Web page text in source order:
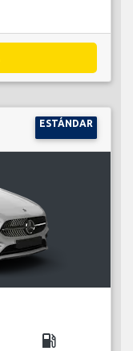
ESTÁNDAR
local_gas_station